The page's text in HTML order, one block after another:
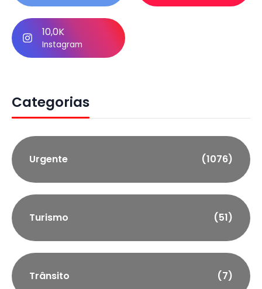
10,0K
Instagram
Categorias
Urgente (1076)
Turismo (51)
Trânsito (7)